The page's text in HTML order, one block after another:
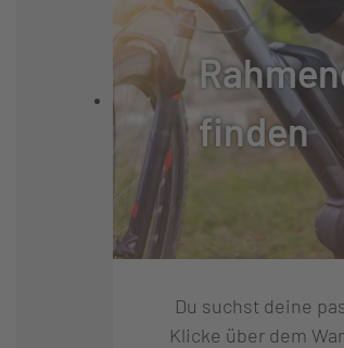
KETTE:
GABEL:
GABELHERSTELLER:
FEDERWEG (MM):
FEDERUNG:
finden
Du suchst deine
Klicke über dem